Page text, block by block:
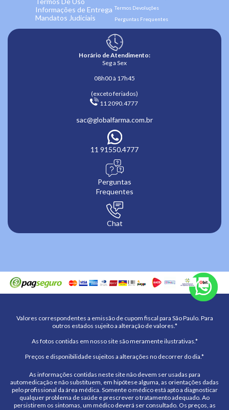
Informações de Entrega
Mandatos Judiciais
Termos Devoluções
Perguntas Frequentes
Horário de Atendimento:
Seg a Sex
08h00 à 17h45
(exceto feriados)
11 2090.4777
sac@globalfarma.com.br
11 91550.4777
Perguntas
Frequentes
Chat
Valores correspondentes a emissão de cupom fiscal para São Paulo. Para
outros estados sujeito a alteração de valores.*
As fotos contidas em nosso site são meramente ilustrativas.*
Preços e disponibilidade sujeitos a alterações no decorrer do dia.*
As informações contidas neste site não devem ser usadas para
automedicação e não substituem, em hipótese alguma, as orientações dadas
pelo profissional da área médica. Somente o médico está apto a diagnosticar
qualquer problema de saúde e prescrever o tratamento adequado. Ao
persistirem os sintomas, um médico deverá ser consultado. Os preços, as